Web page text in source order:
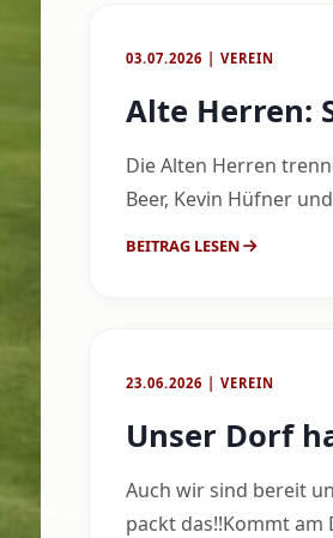
03.07.2026 | VEREIN
Alte Herren:
Die Alten Herren
Beer, Kevin Hüfner
BEITRAG LESEN
23.06.2026 | VEREIN
Unser Dorf
Auch wir sind bereit
packt das!!Kommt am